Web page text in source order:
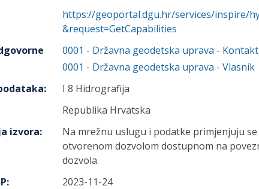
https://geoportal.dgu.hr/services/inspire/
&request=GetCapabilities
0001 - Državna geodetska uprava -
0001 - Državna geodetska uprava - Vlasnik
:
I 8 Hidrografija
Republika Hrvatska
izvora:
Na mrežnu uslugu i podatke primjenjuju
otvorenom dozvolom dostupnom na
dozvola.
:
2023-11-24